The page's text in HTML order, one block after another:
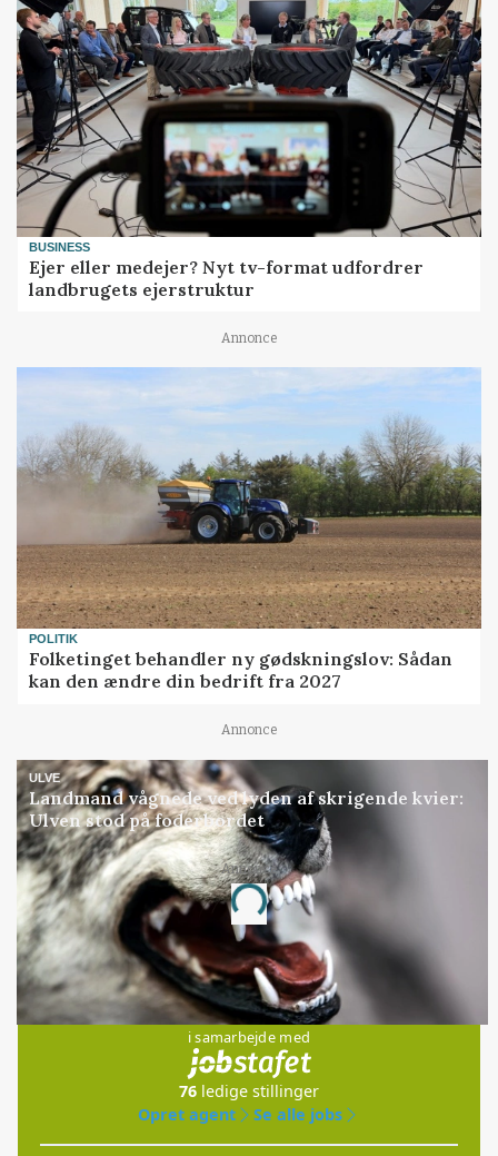
BUSINESS
Ejer eller medejer? Nyt tv-format udfordrer
landbrugets ejerstruktur
Annonce
POLITIK
Folketinget behandler ny gødskningslov: Sådan
kan den ændre din bedrift fra 2027
Annonce
ULVE
Landmand vågnede ved lyden af skrigende kvier:
Ulven stod på foderbordet
Annonce
Loading...
Jobs
i samarbejde med
76 ledige stillinger
Opret agent
Se alle jobs